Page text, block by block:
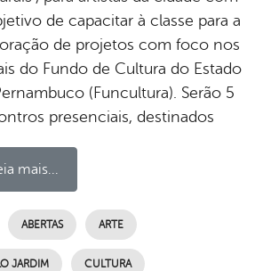
de capacitar à classe para a
de projetos com foco nos
do Fundo de Cultura do Estado
(Funcultura). Serão 5
presenciais, destinados
mais...
ABERTAS ARTE
JARDIM CULTURA